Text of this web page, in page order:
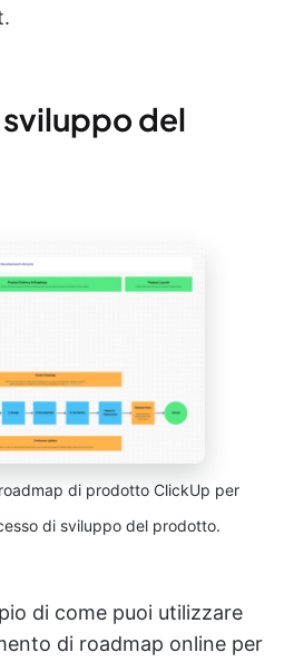
del
di prodotto ClickUp per
di sviluppo del prodotto.
di come puoi utilizzare
di roadmap online per